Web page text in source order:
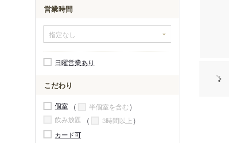
営業時間
日曜営業あり
こだわり
個室
半個室を含む
飲み放題
3時間以上
カード可